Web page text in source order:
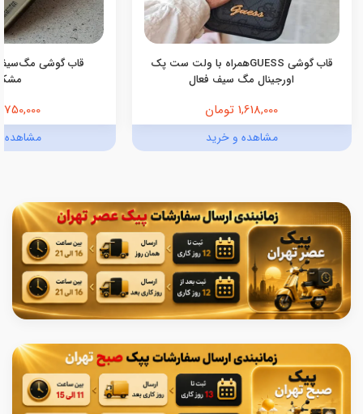
قاب گوشی GUESSهمراه با ولت ست پک
اورجینال مگ سیف فعال
1,618,000 تومان
مشاهده و خرید
قاب گوشی
750,000 تومان
مشاهده